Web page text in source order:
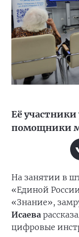
Её
помощники
На занятии в
«Единой
«Знание»,
Исаева
цифровые